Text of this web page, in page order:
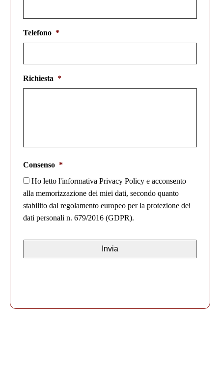
Telefono *
Richiesta *
Consenso *
Ho letto l'informativa Privacy Policy e acconsento
alla memorizzazione dei miei dati, secondo quanto
stabilito dal regolamento europeo per la protezione dei
dati personali n. 679/2016 (GDPR).